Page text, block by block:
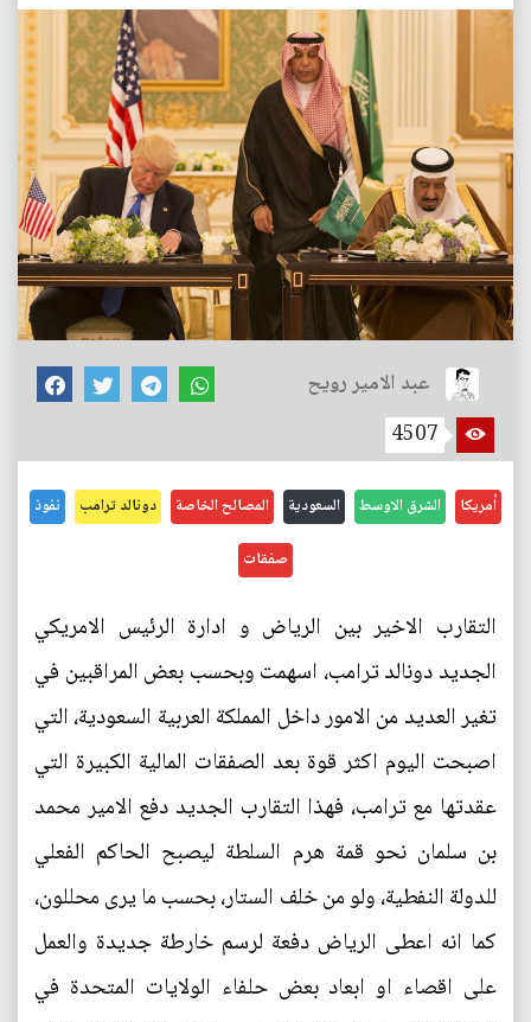
عبد الامير رويح
4507
أمريكا الشرق الاوسط السعودية المصالح الخاصة دونالد ترامب نفوذ
صفقات
التقارب الاخير بين الرياض و ادارة الرئيس الامريكي
الجديد دونالد ترامب، اسهمت وبحسب بعض المراقبين في
تغير العديد من الامور داخل المملكة العربية السعودية، التي
اصبحت اليوم اكثر قوة بعد الصفقات المالية الكبيرة التي
عقدتها مع ترامب، فهذا التقارب الجديد دفع الامير محمد
بن سلمان نحو قمة هرم السلطة ليصبح الحاكم الفعلي
للدولة النفطية، ولو من خلف الستار، بحسب ما يرى محللون،
كما انه اعطى الرياض دفعة لرسم خارطة جديدة والعمل
على اقصاء او ابعاد بعض حلفاء الولايات المتحدة في